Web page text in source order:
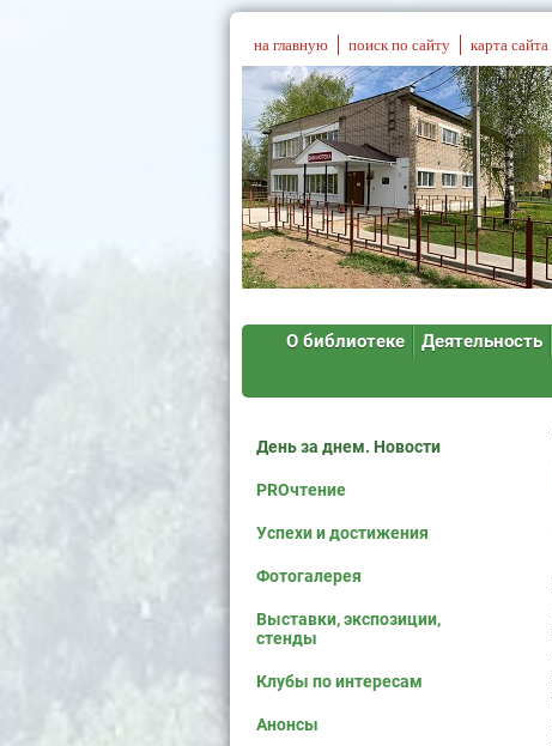
на главную поиск по сайту карта сайта
О библиотеке Деятельность
День за днем. Новости
PROчтение
Успехи и достижения
Фотогалерея
Выставки, экспозиции,
стенды
Клубы по интересам
Анонсы